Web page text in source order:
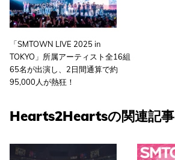
「SMTOWN LIVE 2025 in
TOKYO」所属アーティスト全16組
65名が出演し、2日間通算で約
95,000人が熱狂！
Hearts2Heartsの関連記事